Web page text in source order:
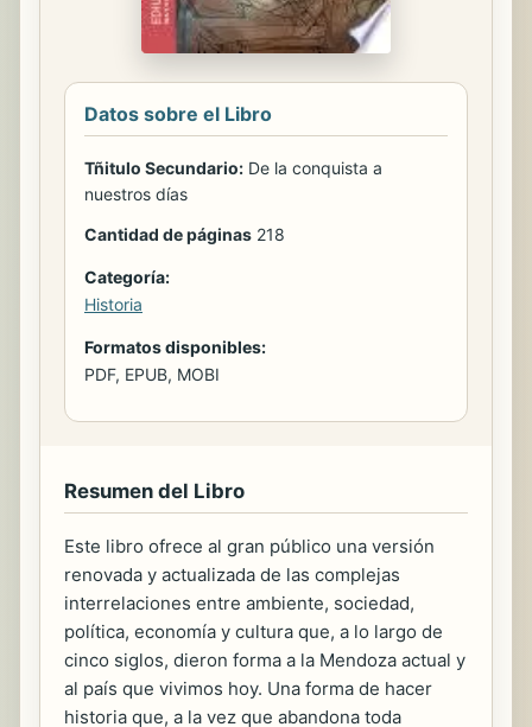
Datos sobre el Libro
Tñitulo Secundario: De la conquista a
nuestros días
Cantidad de páginas 218
Categoría:
Historia
Formatos disponibles:
PDF, EPUB, MOBI
Resumen del Libro
Este libro ofrece al gran público una versión
renovada y actualizada de las complejas
interrelaciones entre ambiente, sociedad,
política, economía y cultura que, a lo largo de
cinco siglos, dieron forma a la Mendoza actual y
al país que vivimos hoy. Una forma de hacer
historia que, a la vez que abandona toda